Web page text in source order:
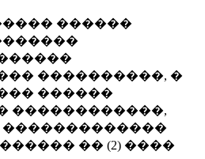
������
����������, �
������
������������,
�������������
�� (2) ����